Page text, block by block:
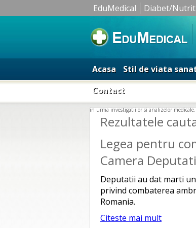
EduMedical Diabet/
Acasa Stil de viata
Contact
in urma investigatiilor si analizelor medicale.
Rezultatele
Legea pentru
Camera
Deputatii au dat marti
privind combaterea
Romania.
Citeste mai mult